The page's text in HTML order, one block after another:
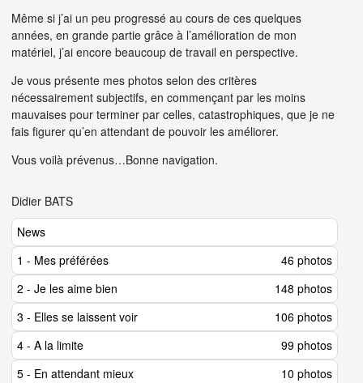
Même si j’ai un peu progressé au cours de ces quelques
années, en grande partie grâce à l’amélioration de mon
matériel, j’ai encore beaucoup de travail en perspective.
Je vous présente mes photos selon des critères
nécessairement subjectifs, en commençant par les moins
mauvaises pour terminer par celles, catastrophiques, que je ne
fais figurer qu’en attendant de pouvoir les améliorer.
Vous voilà prévenus…Bonne navigation.
Didier BATS
News
1 - Mes préférées
46 photos
2 - Je les aime bien
148 photos
3 - Elles se laissent voir
106 photos
4 - A la limite
99 photos
5 - En attendant mieux
10 photos